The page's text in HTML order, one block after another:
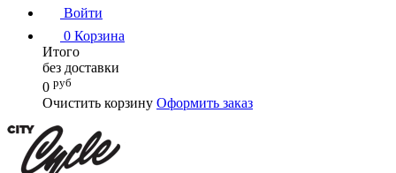
Войти
0 Корзина
Итого
без доставки
0 руб
Очистить корзину Оформить заказ